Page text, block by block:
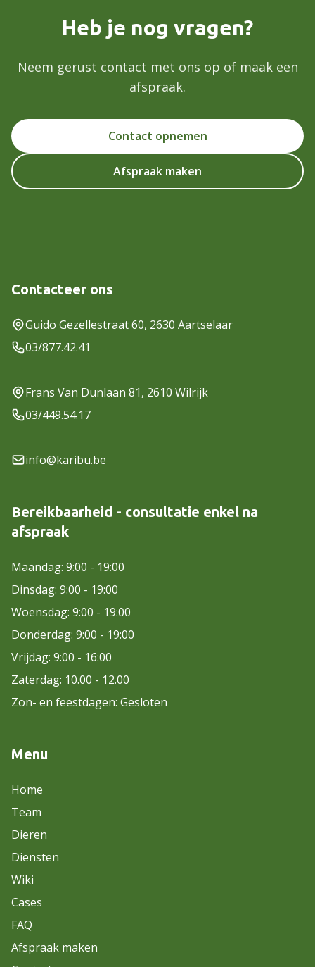
Heb je nog vragen?
Neem gerust contact met ons op of maak een
afspraak.
Contact opnemen
Afspraak maken
Contacteer ons
Guido Gezellestraat 60, 2630 Aartselaar
03/877.42.41
Frans Van Dunlaan 81, 2610 Wilrijk
03/449.54.17
info@karibu.be
Bereikbaarheid - consultatie enkel na
afspraak
Maandag: 9:00 - 19:00
Dinsdag: 9:00 - 19:00
Woensdag: 9:00 - 19:00
Donderdag: 9:00 - 19:00
Vrijdag: 9:00 - 16:00
Zaterdag: 10.00 - 12.00
Zon- en feestdagen: Gesloten
Menu
Home
Team
Dieren
Diensten
Wiki
Cases
FAQ
Afspraak maken